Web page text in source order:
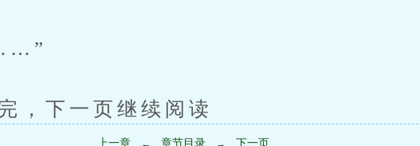
下一页继续阅读
上一章 ← 章节目录 → 下一页